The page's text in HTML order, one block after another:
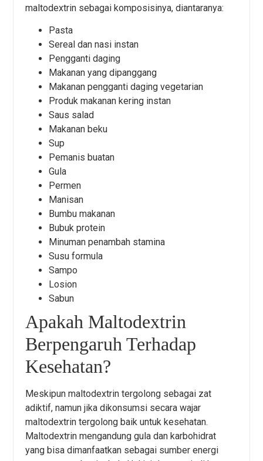
maltodextrin sebagai komposisinya, diantaranya:
Pasta
Sereal dan nasi instan
Pengganti daging
Makanan yang dipanggang
Makanan pengganti daging vegetarian
Produk makanan kering instan
Saus salad
Makanan beku
Sup
Pemanis buatan
Gula
Permen
Manisan
Bumbu makanan
Bubuk protein
Minuman penambah stamina
Susu formula
Sampo
Losion
Sabun
Apakah Maltodextrin
Berpengaruh Terhadap
Kesehatan?
Meskipun maltodextrin tergolong sebagai zat
adiktif, namun jika dikonsumsi secara wajar
maltodextrin tergolong baik untuk kesehatan.
Maltodextrin mengandung gula dan karbohidrat
yang bisa dimanfaatkan sebagai sumber energi